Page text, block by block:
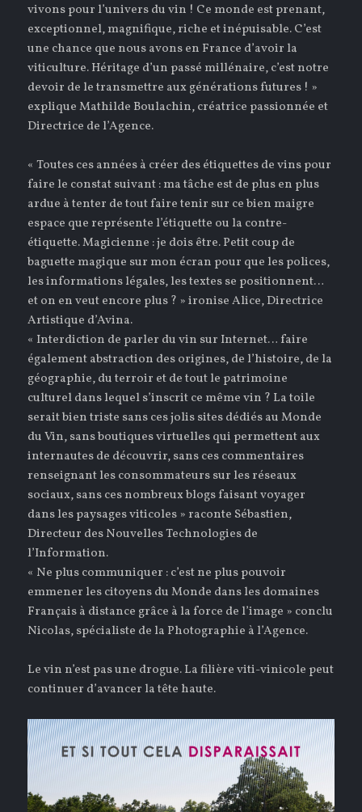
vivons pour l’univers du vin ! Ce monde est prenant,
exceptionnel, magnifique, riche et inépuisable. C’est
une chance que nous avons en France d’avoir la
viticulture. Héritage d’un passé millénaire, c’est notre
devoir de le transmettre aux générations futures ! »
explique Mathilde Boulachin, créatrice passionnée et
Directrice de l’Agence.
« Toutes ces années à créer des étiquettes de vins pour
faire le constat suivant : ma tâche est de plus en plus
ardue à tenter de tout faire tenir sur ce bien maigre
espace que représente l’étiquette ou la contre-
étiquette. Magicienne : je dois être. Petit coup de
baguette magique sur mon écran pour que les polices,
les informations légales, les textes se positionnent…
et on en veut encore plus ? » ironise Alice, Directrice
Artistique d’Avina.
« Interdiction de parler du vin sur Internet… faire
également abstraction des origines, de l’histoire, de la
géographie, du terroir et de tout le patrimoine
culturel dans lequel s’inscrit ce même vin ? La toile
serait bien triste sans ces jolis sites dédiés au Monde
du Vin, sans boutiques virtuelles qui permettent aux
internautes de découvrir, sans ces commentaires
renseignant les consommateurs sur les réseaux
sociaux, sans ces nombreux blogs faisant voyager
dans les paysages viticoles » raconte Sébastien,
Directeur des Nouvelles Technologies de
l’Information.
« Ne plus communiquer : c’est ne plus pouvoir
emmener les citoyens du Monde dans les domaines
Français à distance grâce à la force de l’image » conclu
Nicolas, spécialiste de la Photographie à l’Agence.
Le vin n’est pas une drogue. La filière viti-vinicole peut
continuer d’avancer la tête haute.